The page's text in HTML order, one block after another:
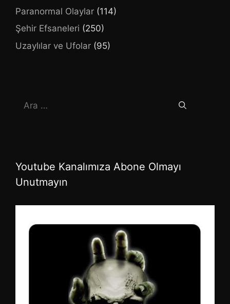
Paranormal Olaylar (114)
Şehir Efsaneleri (250)
Uzaylılar ve Ufolar (95)
ara
Youtube Kanalımıza Abone Olmayı
Unutmayın